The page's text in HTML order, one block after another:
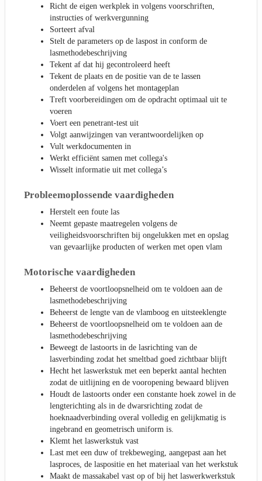
Richt de eigen werkplek in volgens voorschriften,
instructies of werkvergunning
Sorteert afval
Stelt de parameters op de laspost in conform de
lasmethodebeschrijving
Tekent af dat hij gecontroleerd heeft
Tekent de plaats en de positie van de te lassen
onderdelen af volgens het montageplan
Treft voorbereidingen om de opdracht optimaal uit te
voeren
Voert een penetrant-test uit
Volgt aanwijzingen van verantwoordelijken op
Vult werkdocumenten in
Werkt efficiënt samen met collega's
Wisselt informatie uit met collega’s
Probleemoplossende vaardigheden
Herstelt een foute las
Neemt gepaste maatregelen volgens de
veiligheidsvoorschriften bij ongelukken met en opslag
van gevaarlijke producten of werken met open vlam
Motorische vaardigheden
Beheerst de voortloopsnelheid om te voldoen aan de
lasmethodebeschrijving
Beheerst de lengte van de vlamboog en uitsteeklengte
Beheerst de voortloopsnelheid om te voldoen aan de
lasmethodebeschrijving
Beweegt de lastoorts in de lasrichting van de
lasverbinding zodat het smeltbad goed zichtbaar blijft
Hecht het laswerkstuk met een beperkt aantal hechten
zodat de uitlijning en de vooropening bewaard blijven
Houdt de lastoorts onder een constante hoek zowel in de
lengterichting als in de dwarsrichting zodat de
hoeknaadverbinding overal volledig en gelijkmatig is
ingebrand en geometrisch uniform is.
Klemt het laswerkstuk vast
Last met een duw of trekbeweging, aangepast aan het
lasproces, de laspositie en het materiaal van het werkstuk
Maakt de massakabel vast op of bij het laswerkwerkstuk